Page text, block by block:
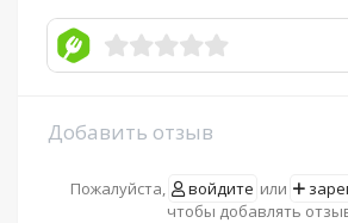
Добавить отзыв
Пожалуйста, войдите или
чтобы добавлять